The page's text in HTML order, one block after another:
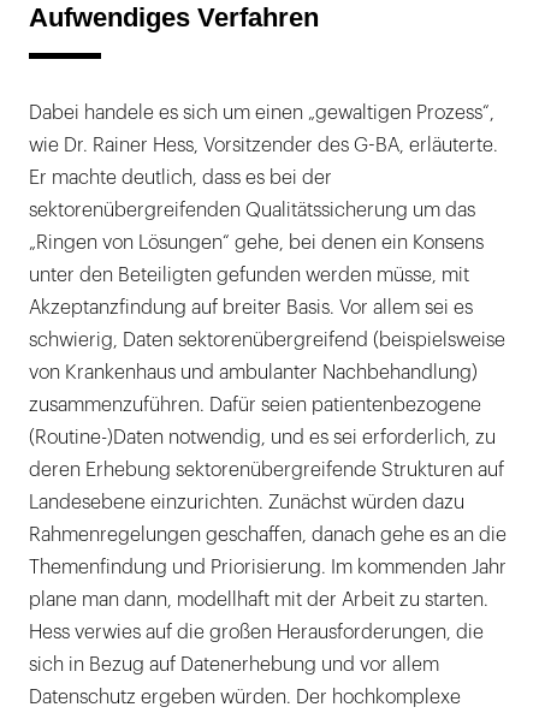
Aufwendiges Verfahren
Dabei handele es sich um einen „gewaltigen Prozess“,
wie Dr. Rainer Hess, Vorsitzender des G-BA, erläuterte.
Er machte deutlich, dass es bei der
sektorenübergreifenden Qualitätssicherung um das
„Ringen von Lösungen“ gehe, bei denen ein Konsens
unter den Beteiligten gefunden werden müsse, mit
Akzeptanzfindung auf breiter Basis. Vor allem sei es
schwierig, Daten sektorenübergreifend (beispielsweise
von Krankenhaus und ambulanter Nachbehandlung)
zusammenzuführen. Dafür seien patientenbezogene
(Routine-)Daten notwendig, und es sei erforderlich, zu
deren Erhebung sektorenübergreifende Strukturen auf
Landesebene einzurichten. Zunächst würden dazu
Rahmenregelungen geschaffen, danach gehe es an die
Themenfindung und Priorisierung. Im kommenden Jahr
plane man dann, modellhaft mit der Arbeit zu starten.
Hess verwies auf die großen Herausforderungen, die
sich in Bezug auf Datenerhebung und vor allem
Datenschutz ergeben würden. Der hochkomplexe